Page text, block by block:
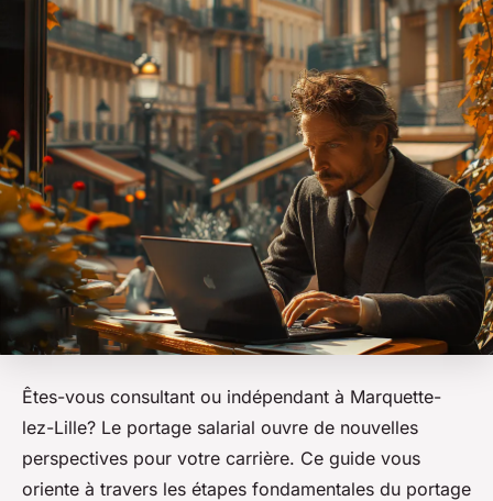
Êtes-vous consultant ou indépendant à Marquette-
lez-Lille? Le portage salarial ouvre de nouvelles
perspectives pour votre carrière. Ce guide vous
oriente à travers les étapes fondamentales du portage